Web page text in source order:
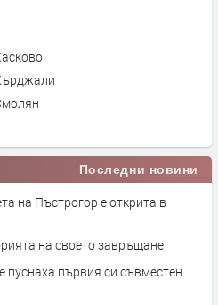
Последни новини
на Пъстрогор е открита в
на своето завръщане